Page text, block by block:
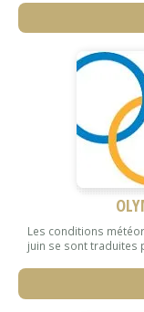
Les conditions
juin se sont traduites